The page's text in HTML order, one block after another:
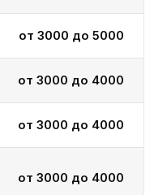
от 3000 до 5000
от 3000 до 4000
от 3000 до 4000
от 3000 до 4000